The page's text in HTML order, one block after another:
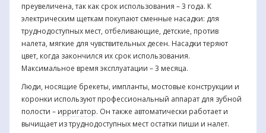
преувеличена, так как срок использования – 3 года. К
электрическим щеткам покупают сменные насадки: для
труднодоступных мест, отбеливающие, детские, против
налета, мягкие для чувствительных десен. Насадки теряют
цвет, когда закончился их срок использования.
Максимальное время эксплуатации – 3 месяца.
Люди, носящие брекеты, импланты, мостовые конструкции и
коронки используют профессиональный аппарат для зубной
полости – ирригатор. Он также автоматически работает и
вычищает из труднодоступных мест остатки пиши и налет.